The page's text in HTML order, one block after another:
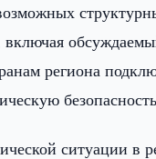
включая
региона
ситуации в